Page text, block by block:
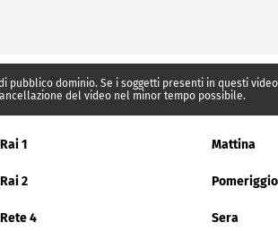
dominio. Se i soggetti presenti in questi
del video nel minor tempo possibile.
Rai 1 Mattina
Rai 2 Pomeriggio
Rete 4 Sera